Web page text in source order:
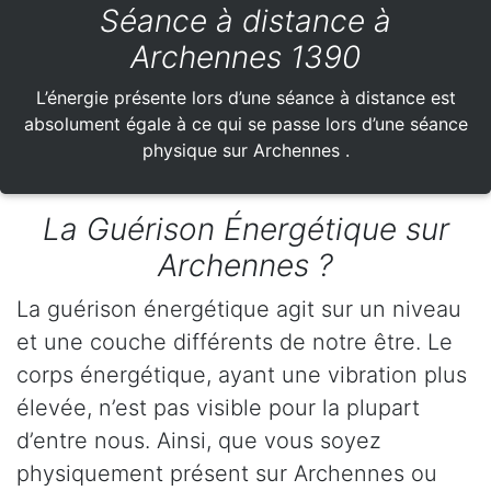
Séance à distance à
Archennes 1390
L’énergie présente lors d’une séance à distance est
absolument égale à ce qui se passe lors d’une séance
physique sur Archennes .
La Guérison Énergétique sur
Archennes ?
La guérison énergétique agit sur un niveau
et une couche différents de notre être. Le
corps énergétique, ayant une vibration plus
élevée, n’est pas visible pour la plupart
d’entre nous. Ainsi, que vous soyez
physiquement présent sur Archennes ou